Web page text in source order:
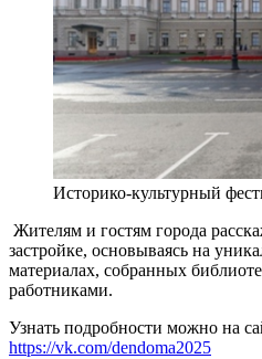
Историко-культурный
Жителям и гостям города
застройке, основываясь на
материалах, собранных
работниками.
Узнать подробности можно на
https://vk.com/dendoma2025